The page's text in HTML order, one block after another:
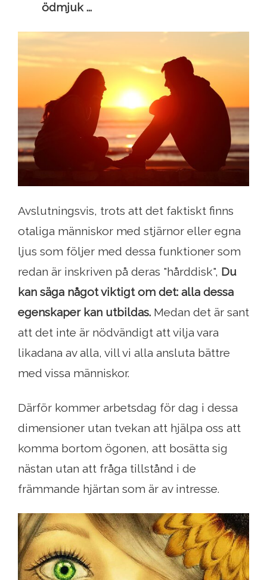
ödmjuk ...
Avslutningsvis, trots att det faktiskt finns
otaliga människor med stjärnor eller egna
ljus som följer med dessa funktioner som
redan är inskriven på deras "hårddisk", Du
kan säga något viktigt om det: alla dessa
egenskaper kan utbildas. Medan det är sant
att det inte är nödvändigt att vilja vara
likadana av alla, vill vi alla ansluta bättre
med vissa människor.
Därför kommer arbetsdag för dag i dessa
dimensioner utan tvekan att hjälpa oss att
komma bortom ögonen, att bosätta sig
nästan utan att fråga tillstånd i de
främmande hjärtan som är av intresse.